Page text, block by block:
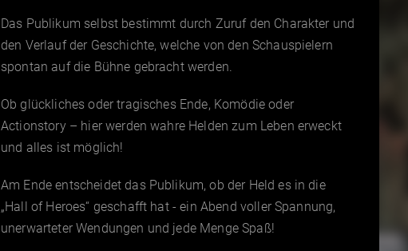
Das Publikum selbst bestimmt durch Zuruf den Charakter und
den Verlauf der Geschichte, welche von den Schauspielern
spontan auf die Bühne gebracht werden.
Ob glückliches oder tragisches Ende, Komödie oder
Actionstory – hier werden wahre Helden zum Leben erweckt
und alles ist möglich!
Am Ende entscheidet das Publikum, ob der Held es in die
„Hall of Heroes“ geschafft hat - ein Abend voller Spannung,
unerwarteter Wendungen und jede Menge Spaß!